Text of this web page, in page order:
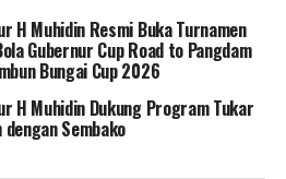
H Muhidin Resmi Buka Turnamen
Gubernur Cup Road to Pangdam
Bungai Cup 2026
H Muhidin Dukung Program Tukar
dengan Sembako